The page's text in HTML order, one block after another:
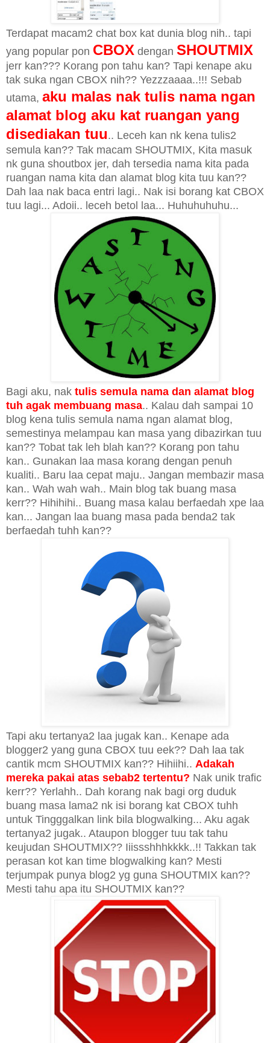
Terdapat macam2 chat box kat dunia blog nih.. tapi
yang popular pon CBOX dengan SHOUTMIX
jerr kan??? Korang pon tahu kan? Tapi kenape aku
tak suka ngan CBOX nih?? Yezzzaaaa..!!! Sebab
utama, aku malas nak tulis nama ngan
alamat blog aku kat ruangan yang
disediakan tuu.. Leceh kan nk kena tulis2
semula kan?? Tak macam SHOUTMIX, Kita masuk
nk guna shoutbox jer, dah tersedia nama kita pada
ruangan nama kita dan alamat blog kita tuu kan??
Dah laa nak baca entri lagi.. Nak isi borang kat CBOX
tuu lagi... Adoii.. leceh betol laa... Huhuhuhuhu...
Bagi aku, nak tulis semula nama dan alamat blog
tuh agak membuang masa.. Kalau dah sampai 10
blog kena tulis semula nama ngan alamat blog,
semestinya melampau kan masa yang dibazirkan tuu
kan?? Tobat tak leh blah kan?? Korang pon tahu
kan.. Gunakan laa masa korang dengan penuh
kualiti.. Baru laa cepat maju.. Jangan membazir masa
kan.. Wah wah wah.. Main blog tak buang masa
kerr?? Hihihihi.. Buang masa kalau berfaedah xpe laa
kan... Jangan laa buang masa pada benda2 tak
berfaedah tuhh kan??
Tapi aku tertanya2 laa jugak kan.. Kenape ada
blogger2 yang guna CBOX tuu eek?? Dah laa tak
cantik mcm SHOUTMIX kan?? Hihiihi.. Adakah
mereka pakai atas sebab2 tertentu? Nak unik trafic
kerr?? Yerlahh.. Dah korang nak bagi org duduk
buang masa lama2 nk isi borang kat CBOX tuhh
untuk Tingggalkan link bila blogwalking... Aku agak
tertanya2 jugak.. Ataupon blogger tuu tak tahu
keujudan SHOUTMIX?? Iiissshhhkkkk..!! Takkan tak
perasan kot kan time blogwalking kan? Mesti
terjumpak punya blog2 yg guna SHOUTMIX kan??
Mesti tahu apa itu SHOUTMIX kan??